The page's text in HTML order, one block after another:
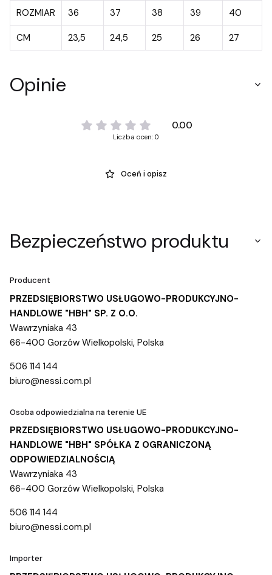
ROZMIAR 36 37 38 39 40
CM 23,5 24,5 25 26 27
Opinie
0.00
Liczba ocen: 0
Oceń i opisz
Bezpieczeństwo produktu
Producent
PRZEDSIĘBIORSTWO USŁUGOWO-PRODUKCYJNO-
HANDLOWE "HBH" SP. Z O.O.
Wawrzyniaka 43
66-400 Gorzów Wielkopolski, Polska
506 114 144
biuro@nessi.com.pl
Osoba odpowiedzialna na terenie UE
PRZEDSIĘBIORSTWO USŁUGOWO-PRODUKCYJNO-
HANDLOWE "HBH" SPÓŁKA Z OGRANICZONĄ
ODPOWIEDZIALNOŚCIĄ
Wawrzyniaka 43
66-400 Gorzów Wielkopolski, Polska
506 114 144
biuro@nessi.com.pl
Importer